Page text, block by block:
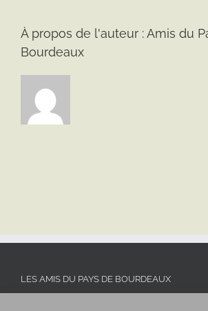
À propos de l'auteur :Amis du
Bourdeaux
LES AMIS DU PAYS DE BOURDEAUX